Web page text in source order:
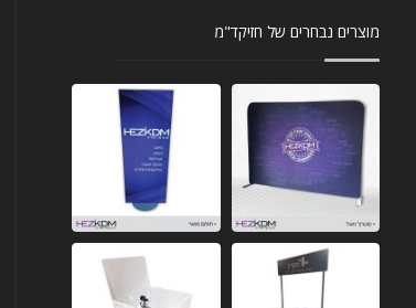
מוצרים נבחרים של חזיקד"מ